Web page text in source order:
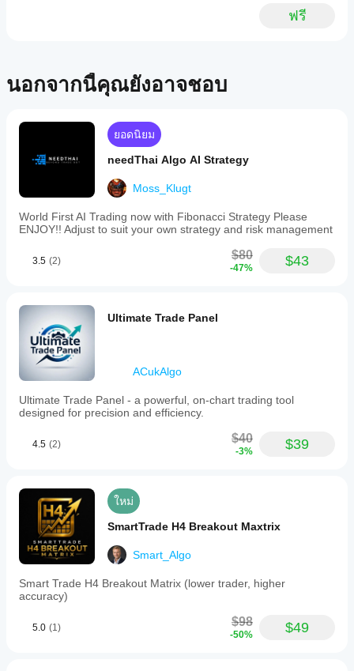
รองรับ
กิจกรรม
ของมัน
ผ่านไป มุ่ง
สม่ำเสมอ
และ
พฤติกรรม
สภาวะ
กัน ทำ
cBot ของ
คุณบน
ข้อมูล
ตลาดใน
cTrader
Windows
ประสิทธิภาพ
คุณสามารถ
ได้อย่างมาก
ฉันควรปรับ
เริ่ม cBot ด้วย
เริ่มต้นหรือใช้
ประสิทธิภาพ ที่
ให้มา
cBot จะ
ประสิทธิภาพ
ทุกบัญชีหรือ
ไม่?
ประสิทธิภาพ
อาจแตกต่าง
ของ
โบรกเกอร์ ส
เปรด และ
คุณภาพการ
ดำเนินการ
การทดสอบ
บอทใน
สภาพ
คุณเองช่วย
การใช้งาน
จริง
ฟรี
นอกจากนี้คุณยังอาจชอบ
ยอดนิยม
needThai Algo AI Strategy
Moss_Klugt
World First AI Trading now with Fibonacci Strategy Please
ENJOY!! Adjust to suit your own strategy and risk management
3.5 (2) $80
-47% $43
Ultimate Trade Panel
ACukAlgo
Ultimate Trade Panel - a powerful, on-chart trading tool
designed for precision and efficiency.
4.5 (2) $40
-3% $39
ใหม่
SmartTrade H4 Breakout Maxtrix
Smart_Algo
Smart Trade H4 Breakout Matrix (lower trader, higher
accuracy)
5.0 (1) $98
-50% $49